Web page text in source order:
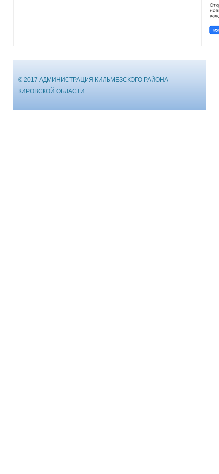
© 2017 АДМИНИСТРАЦИЯ КИЛЬМЕЗСКОГО РАЙОНА
КИРОВСКОЙ ОБЛАСТИ